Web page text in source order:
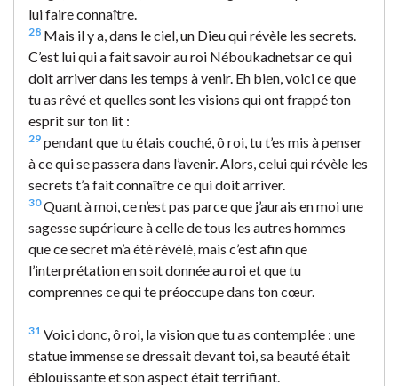
lui faire connaître.
28 Mais il y a, dans le ciel, un Dieu qui révèle les secrets.
C’est lui qui a fait savoir au roi Néboukadnetsar ce qui
doit arriver dans les temps à venir. Eh bien, voici ce que
tu as rêvé et quelles sont les visions qui ont frappé ton
esprit sur ton lit :
29 pendant que tu étais couché, ô roi, tu t’es mis à penser
à ce qui se passera dans l’avenir. Alors, celui qui révèle les
secrets t’a fait connaître ce qui doit arriver.
30Quant à moi, ce n’est pas parce que j’aurais en moi une
sagesse supérieure à celle de tous les autres hommes
que ce secret m’a été révélé, mais c’est afin que
l’interprétation en soit donnée au roi et que tu
comprennes ce qui te préoccupe dans ton cœur.
31 Voici donc, ô roi, la vision que tu as contemplée : une
statue immense se dressait devant toi, sa beauté était
éblouissante et son aspect était terrifiant.